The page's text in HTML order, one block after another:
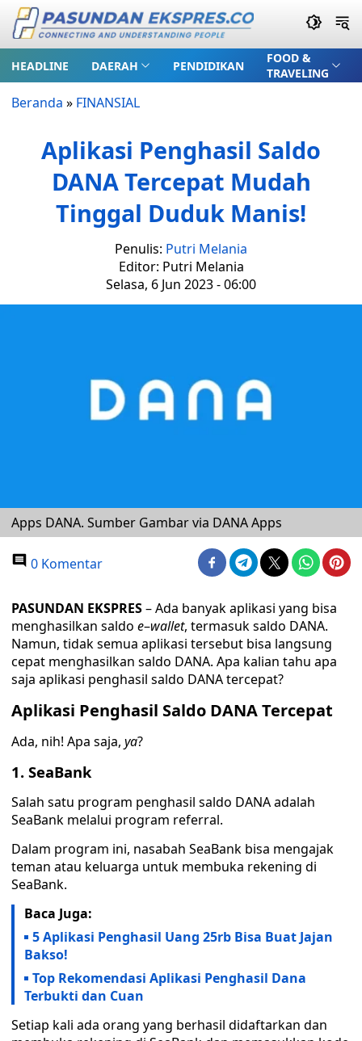
HEADLINE DAERAH PENDIDIKAN
FOOD &
TRAVELING
Beranda » FINANSIAL
Aplikasi Penghasil Saldo
DANA Tercepat Mudah
Tinggal Duduk Manis!
Penulis: Putri Melania
Editor: Putri Melania
Selasa, 6 Jun 2023 - 06:00
Apps DANA. Sumber Gambar via DANA Apps
0 Komentar
PASUNDAN EKSPRES– Ada banyak aplikasi yang bisa
menghasilkan saldo e–wallet, termasuk saldo DANA.
Namun, tidak semua aplikasi tersebut bisa langsung
cepat menghasilkan saldo DANA. Apa kalian tahu apa
saja aplikasi penghasil saldo DANA tercepat?
Aplikasi Penghasil Saldo DANA Tercepat
Ada, nih! Apa saja, ya?
1. SeaBank
Salah satu program penghasil saldo DANA adalah
SeaBank melalui program referral.
Dalam program ini, nasabah SeaBank bisa mengajak
teman atau keluarga untuk membuka rekening di
SeaBank.
Baca Juga:
5 Aplikasi Penghasil Uang 25rb Bisa Buat Jajan
Bakso!
Top Rekomendasi Aplikasi Penghasil Dana
Terbukti dan Cuan
Setiap kali ada orang yang berhasil didaftarkan dan